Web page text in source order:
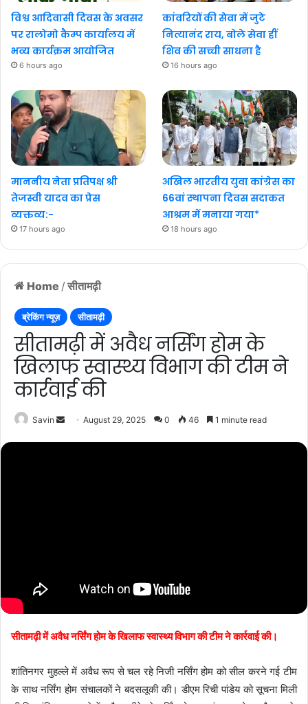
Home / सीतामढ़ी
ब्रेकिंग न्यूज़ सीतामढ़ी
सीतामढ़ी में अवैध नर्सिंग होम के
खिलाफ स्वास्थ्य विभाग की टीम ने
कार्रवाई की
Savin
SendAugust 29, 2025 0 46 1 minute read
सीतामढ़ी में अवैध नर्सिंग होम के खिलाफ स्वास्थ्य विभाग की टीम ने कार्रवाई की।
शांतिनगर मुहल्ले में अवैध रूप से चल रहे निजी नर्सिंग होम को सील करने गई टीम
के साथ नर्सिंग होम संचालकों ने बदसलूकी की। डीएम रिची पांडेय को सूचना मिली
विश्व आदिवासी दिवस के अवसर
पर रालोमो कैम्प कार्यालय में
भव्य कार्यक्रम आयोजित
6 hours ago
कांवरियों की सेवा में जुटे
नित्यानंद राय, बोले सेवा हीं
शिव की सच्ची साधना है
16 hours ago
माननीय नेता प्रतिपक्ष श्री
तेजस्वी यादव का प्रेस
व्यक्तव्य:-
17 hours ago
अखिल भारतीय युवा कांग्रेस का
66वां स्थापना दिवस सदाकत
आश्रम में मनाया गया*
18 hours ago